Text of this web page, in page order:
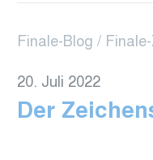
Finale-Blog
20. Juli 2022
Der